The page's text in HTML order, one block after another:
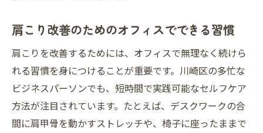
肩こり改善のためのオフィスでできる習慣
肩こりを改善するためには、オフィスで無理なく続けら
れる習慣を身につけることが重要です。川崎区の多忙な
ビジネスパーソンでも、短時間で実践可能なセルフケア
方法が注目されています。たとえば、デスクワークの合
間に肩甲骨を動かすストレッチや、椅子に座ったままで